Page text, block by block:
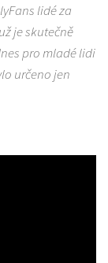
lidé za
je skutečně
pro mladé lidi
určeno jen